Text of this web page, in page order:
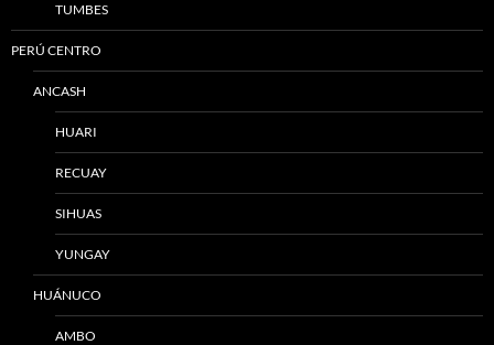
TUMBES
PERÚ CENTRO
ANCASH
HUARI
RECUAY
SIHUAS
YUNGAY
HUÁNUCO
AMBO